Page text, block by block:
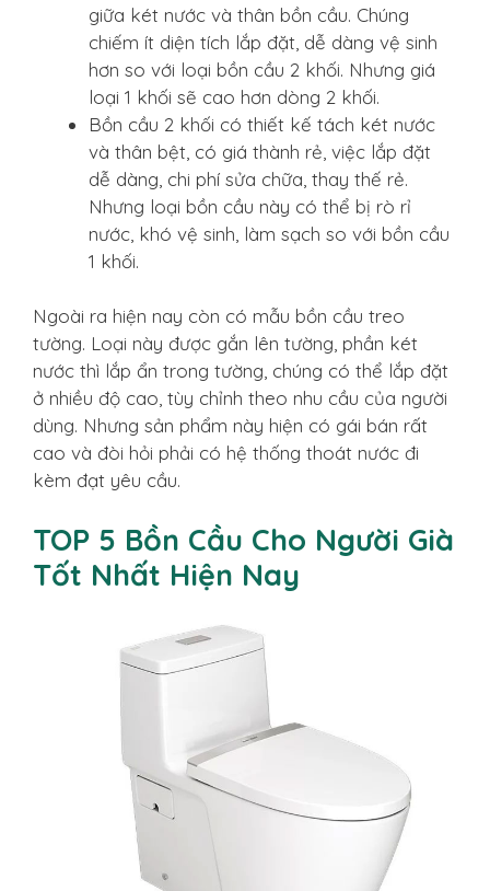
giữa két nước và thân bồn cầu. Chúng
chiếm ít diện tích lắp đặt, dễ dàng vệ sinh
hơn so với loại bồn cầu 2 khối. Nhưng giá
loại 1 khối sẽ cao hơn dòng 2 khối.
Bồn cầu 2 khối có thiết kế tách két nước
và thân bệt, có giá thành rẻ, việc lắp đặt
dễ dàng, chi phí sửa chữa, thay thế rẻ.
Nhưng loại bồn cầu này có thể bị rò rỉ
nước, khó vệ sinh, làm sạch so với bồn cầu
1 khối.
Ngoài ra hiện nay còn có mẫu bồn cầu treo
tường. Loại này được gắn lên tường, phần két
nước thì lắp ẩn trong tường, chúng có thể lắp đặt
ở nhiều độ cao, tùy chỉnh theo nhu cầu của người
dùng. Nhưng sản phẩm này hiện có gái bán rất
cao và đòi hỏi phải có hệ thống thoát nước đi
kèm đạt yêu cầu.
TOP 5 Bồn Cầu Cho Người Già
Tốt Nhất Hiện Nay